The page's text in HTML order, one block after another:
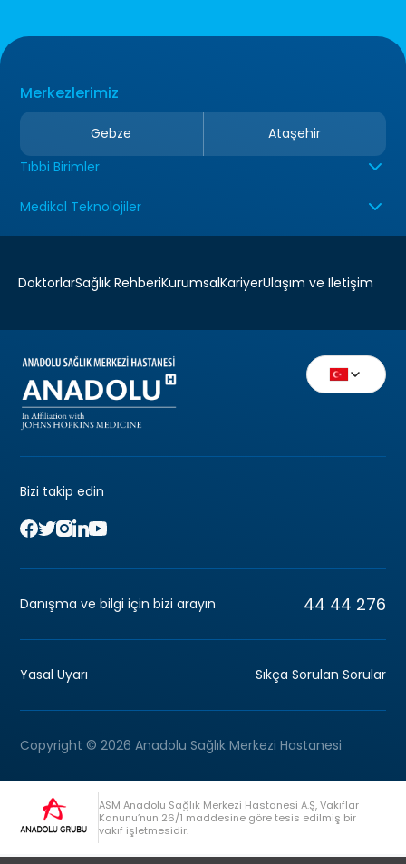
Merkezlerimiz
Gebze
Ataşehir
Tıbbi Birimler
Medikal Teknolojiler
DoktorlarSağlık RehberiKurumsalKariyerUlaşım ve İletişim
Bizi takip edin
Danışma ve bilgi için bizi arayın 44 44 276
Yasal Uyarı Sıkça Sorulan Sorular
Copyright © 2026 Anadolu Sağlık Merkezi Hastanesi
ASM Anadolu Sağlık Merkezi Hastanesi A.Ş, Vakıflar
Kanunu’nun 26/1 maddesine göre tesis edilmiş bir
vakıf işletmesidir.